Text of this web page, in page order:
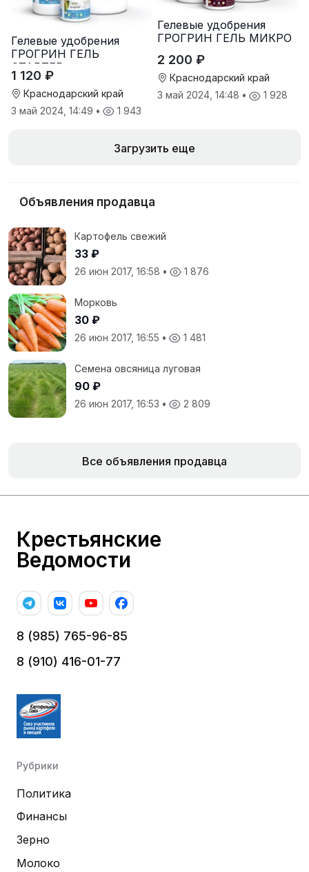
Гелевые удобрения
ГРОГРИН ГЕЛЬ
СТАРТЕР
1 120 ₽
Краснодарский край
3 май 2024, 14:49 • 1 943
Гелевые удобрения
ГРОГРИН ГЕЛЬ МИКРО
2 200 ₽
Краснодарский край
3 май 2024, 14:48 • 1 928
Загрузить еще
Объявления продавца
Картофель свежий
33 ₽
26 июн 2017, 16:58 • 1 876
Морковь
30 ₽
26 июн 2017, 16:55 • 1 481
Семена овсяница луговая
90 ₽
26 июн 2017, 16:53 • 2 809
Все объявления продавца
Крестьянские
Ведомости
8 (985) 765-96-85
8 (910) 416-01-77
Рубрики
Политика
Финансы
Зерно
Молоко